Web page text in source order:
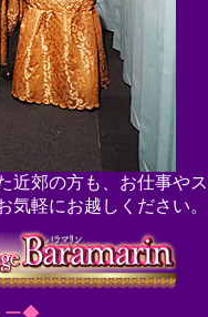
近郊の方も、お仕事やス
気軽にお越しください。
ー◆